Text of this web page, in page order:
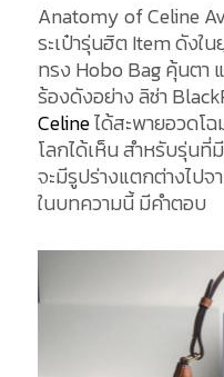
Anatomy of Celine
ระเป๋ารุ่นฮิต Item ดังใ
ทรง Hobo Bag คุ้นตา
ร้องดังอย่าง ลิซ่า
Celineได้สะพายอวดโ
โลกได้เห็น สำหรับรุ่น
จะมีรูปร่างแตกต่างไปจ
ในบทความนี้ มีคำตอบ